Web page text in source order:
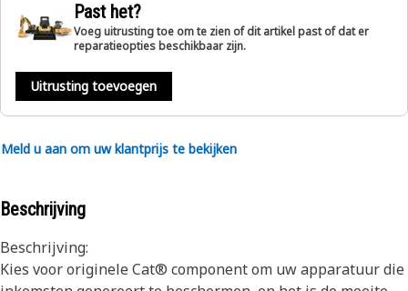
Past het?
Voeg uitrusting toe om te zien of dit artikel past of dat er
reparatieopties beschikbaar zijn.
Uitrusting toevoegen
Meld u aan om uw klantprijs te bekijken
Beschrijving
Beschrijving:
Kies voor originele Cat® component om uw apparatuur die